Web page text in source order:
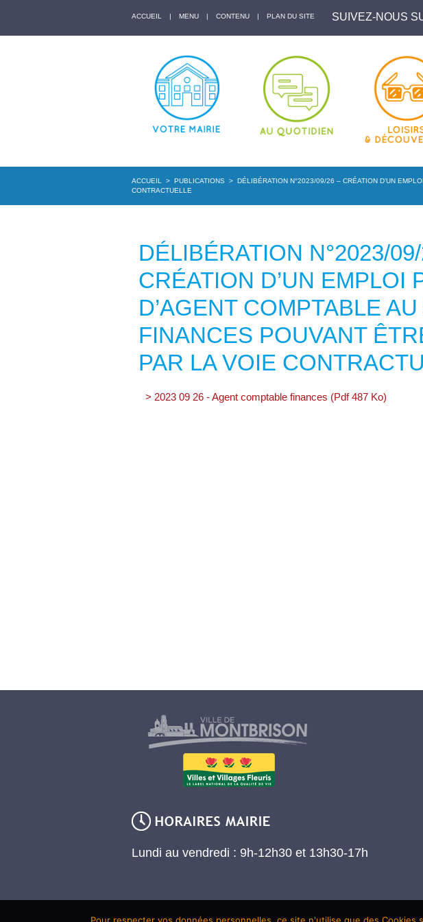
ACCUEIL | MENU | CONTENU | PLAN DU SITE SUIVEZ-NOUS
ACCUEIL > PUBLICATIONS > DÉLIBÉRATION N°2023/09/26 – CRÉATION D’UN
CONTRACTUELLE
DÉLIBÉRATION N°2023/
CRÉATION D’UN EMPLOI
D’AGENT COMPTABLE
FINANCES POUVANT
PAR LA VOIE
> 2023 09 26 - Agent comptable finances (Pdf 487 Ko)
Lundi au vendredi : 9h-12h30 et 13h30-17h